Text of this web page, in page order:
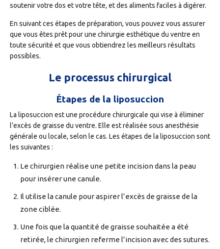
soutenir votre dos et votre tête, et des aliments faciles à digérer.
En suivant ces étapes de préparation, vous pouvez vous assurer
que vous êtes prêt pour une chirurgie esthétique du ventre en
toute sécurité et que vous obtiendrez les meilleurs résultats
possibles.
Le processus chirurgical
Étapes de la liposuccion
La liposuccion est une procédure chirurgicale qui vise à éliminer
l’excès de graisse du ventre. Elle est réalisée sous anesthésie
générale ou locale, selon le cas. Les étapes de la liposuccion sont
les suivantes :
Le chirurgien réalise une petite incision dans la peau
pour insérer une canule.
Il utilise la canule pour aspirer l’excès de graisse de la
zone ciblée.
Une fois que la quantité de graisse souhaitée a été
retirée, le chirurgien referme l’incision avec des sutures.